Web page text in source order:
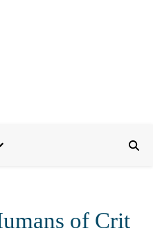
of Crit